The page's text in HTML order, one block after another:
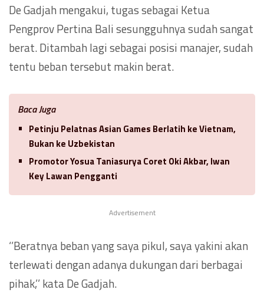
De Gadjah mengakui, tugas sebagai Ketua
Pengprov Pertina Bali sesungguhnya sudah sangat
berat. Ditambah lagi sebagai posisi manajer, sudah
tentu beban tersebut makin berat.
Baca Juga
Petinju Pelatnas Asian Games Berlatih ke Vietnam,
Bukan ke Uzbekistan
Promotor Yosua Taniasurya Coret Oki Akbar, Iwan
Key Lawan Pengganti
Advertisement
‘’Beratnya beban yang saya pikul, saya yakini akan
terlewati dengan adanya dukungan dari berbagai
pihak,’’ kata De Gadjah.